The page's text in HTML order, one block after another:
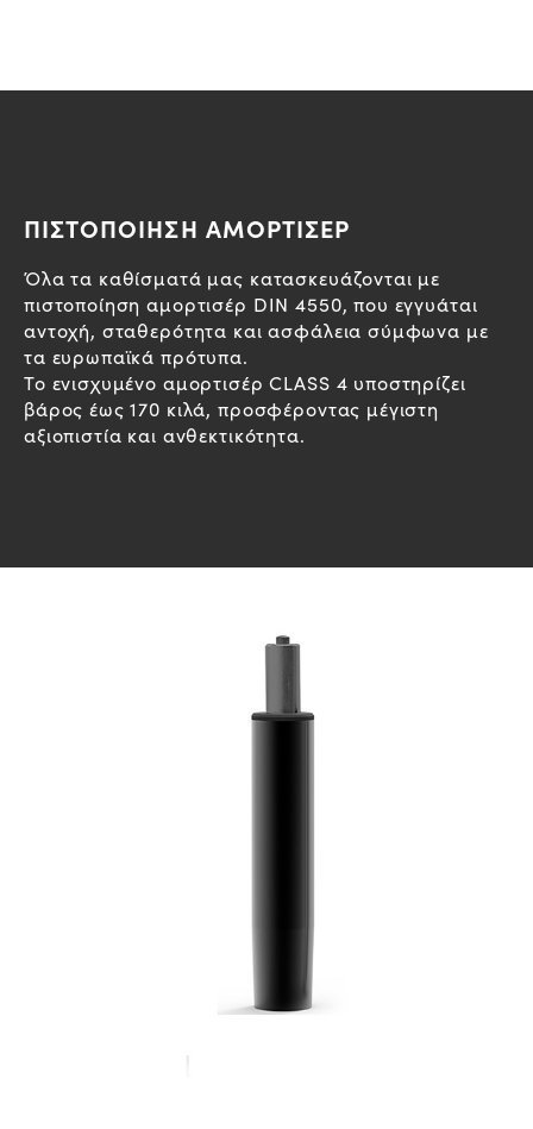
ΠΙΣΤΟΠΟΙΗΣΗ ΑΜΟΡΤΙΣΕΡ
Όλα τα καθίσματά μας κατασκευάζονται με
πιστοποίηση αμορτισέρ DIN 4550, που εγγυάται
αντοχή, σταθερότητα και ασφάλεια σύμφωνα με
τα ευρωπαϊκά πρότυπα.
Το ενισχυμένο αμορτισέρ CLASS 4 υποστηρίζει
βάρος έως 170 κιλά, προσφέροντας μέγιστη
αξιοπιστία και ανθεκτικότητα.